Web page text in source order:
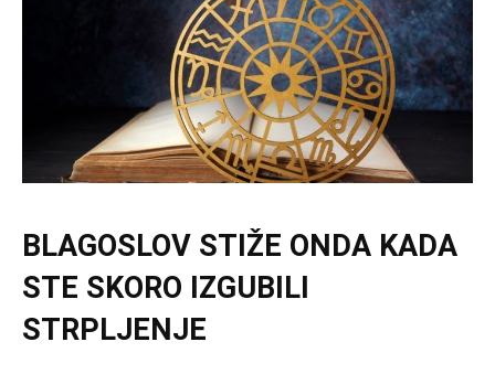
BLAGOSLOV STIŽE ONDA KADA
STE SKORO IZGUBILI
STRPLJENJE